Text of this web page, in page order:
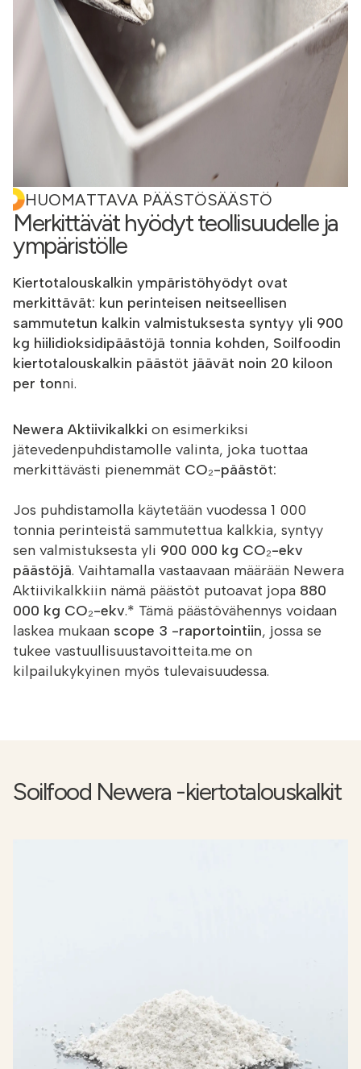
HUOMATTAVA PÄÄSTÖSÄÄSTÖ
Merkittävät hyödyt teollisuudelle ja
ympäristölle
Kiertotalouskalkin ympäristöhyödyt ovat
merkittävät: kun perinteisen neitseellisen
sammutetun kalkin valmistuksesta syntyy yli 900
kg hiilidioksidipäästöjä tonnia kohden, Soilfoodin
kiertotalouskalkin päästöt jäävät noin 20 kiloon
per tonni.
Newera Aktiivikalkki on esimerkiksi
jätevedenpuhdistamolle valinta, joka tuottaa
merkittävästi pienemmät CO₂-päästöt:
Jos puhdistamolla käytetään vuodessa 1 000
tonnia perinteistä sammutettua kalkkia, syntyy
sen valmistuksesta yli 900 000 kg CO₂-ekv
päästöjä. Vaihtamalla vastaavaan määrään Newera
Aktiivikalkkiin nämä päästöt putoavat jopa 880
000 kg CO₂-ekv.* Tämä päästövähennys voidaan
laskea mukaan scope 3 -raportointiin, jossa se
tukee vastuullisuustavoitteita.me on
kilpailukykyinen myös tulevaisuudessa.
Soilfood Newera -kiertotalouskalkit